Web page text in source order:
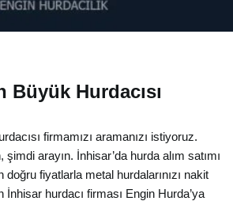
Büyük Hurdacısı
firmamızı aramanızı istiyoruz.
arayın. İnhisar’da hurda alım satımı
fiyatlarla metal hurdalarınızı nakit
hurdacı firması Engin Hurda’ya